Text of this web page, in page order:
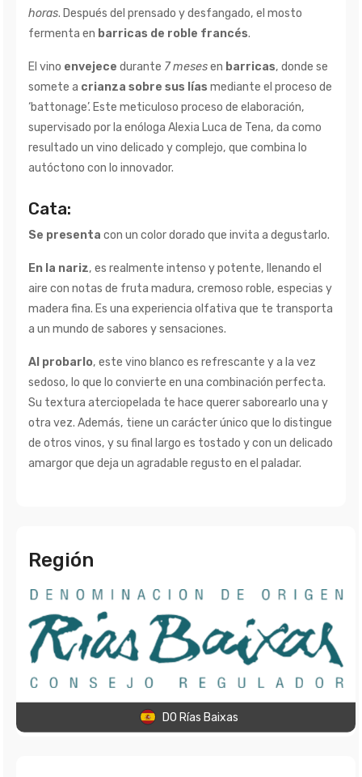
horas. Después del prensado y desfangado, el mosto
fermenta en barricas de roble francés.
El vino envejece durante 7 mesesen barricas, donde se
somete a crianza sobre sus lías mediante el proceso de
‘battonage’. Este meticuloso proceso de elaboración,
supervisado por la enóloga Alexia Luca de Tena, da como
resultado un vino delicado y complejo, que combina lo
autóctono con lo innovador.
Cata:
Se presenta con un color dorado que invita a degustarlo.
En la nariz, es realmente intenso y potente, llenando el
aire con notas de fruta madura, cremoso roble, especias y
madera fina. Es una experiencia olfativa que te transporta
a un mundo de sabores y sensaciones.
Al probarlo, este vino blanco es refrescante y a la vez
sedoso, lo que lo convierte en una combinación perfecta.
Su textura aterciopelada te hace querer saborearlo una y
otra vez. Además, tiene un carácter único que lo distingue
de otros vinos, y su final largo es tostado y con un delicado
amargor que deja un agradable regusto en el paladar.
Región
DO Rías Baixas